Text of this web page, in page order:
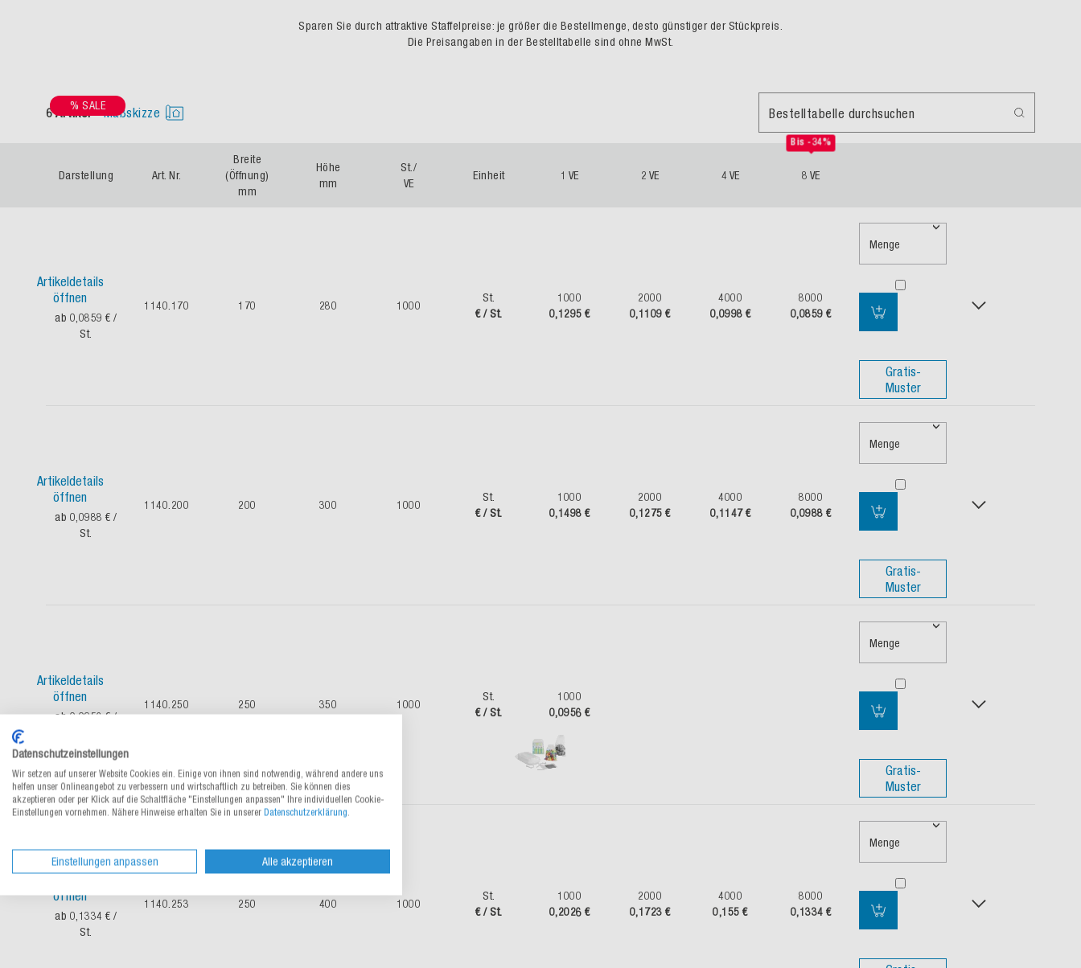
Sparen Sie durch attraktive Staffelpreise: je größer die Bestellmenge, desto günstiger der Stückpreis.
Die Preisangaben in der Bestelltabelle sind ohne MwSt.
6 Artikel Maßskizze Bestelltabelle durchsuchen
Darstellung Art. Nr.
Breite
(Öffnung)
mm
Höhe
mm
St./
VE
Einheit 1 VE 2 VE 4 VE
Bis -34%
8 VE
Artikeldetails
öffnen
ab 0,0859 €/
St.
1140.170 170 280 1000
St.
€ / St.
1000
0,1295 €
2000
0,1109 €
4000
0,0998 €
8000
0,0859 €
Menge
Gratis-
Muster
Artikeldetails
öffnen
ab 0,0988 €/
St.
1140.200 200 300 1000
St.
€ / St.
1000
0,1498 €
2000
0,1275 €
4000
0,1147 €
8000
0,0988 €
Menge
Gratis-
Muster
% SALE
Artikeldetails
öffnen
ab 0,0956 €/
1140.250 250 350 1000
St.
€ / St.
1000
0,0956 €
Menge
Gratis-
Muster
öffnen
ab 0,1334 €/
St.
1140.253 250 400 1000
St.
€ / St.
1000
0,2026 €
2000
0,1723 €
4000
0,155 €
8000
0,1334 €
Menge
Datenschutzeinstellungen
Wir setzen auf unserer Website Cookies ein. Einige von ihnen sind notwendig, während andere uns
helfen unser Onlineangebot zu verbessern und wirtschaftlich zu betreiben. Sie können dies
akzeptieren oder per Klick auf die Schaltfläche "Einstellungen anpassen" Ihre individuellen Cookie-
Einstellungen vornehmen. Nähere Hinweise erhalten Sie in unserer Datenschutzerklärung.
Einstellungen anpassen Alle akzeptieren